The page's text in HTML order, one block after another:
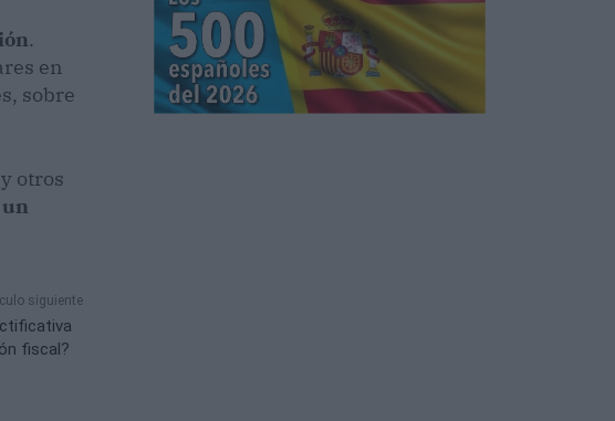
.
en
sobre
otros
siguiente
fiscal?